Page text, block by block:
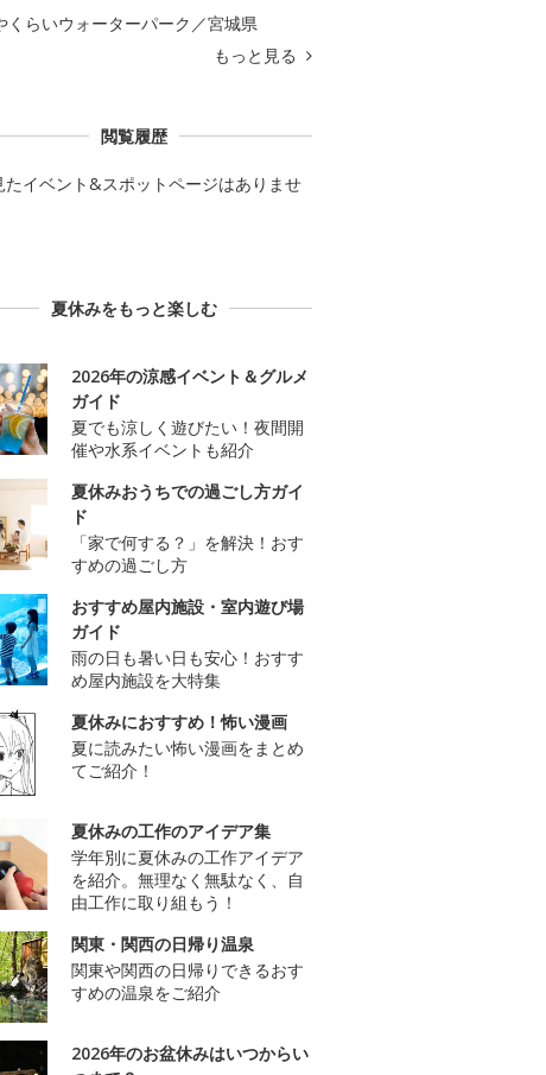
くらいウォーターパーク／宮城県
もっと見る
閲覧履歴
たイベント&スポットページはありませ
夏休みをもっと楽しむ
2026年の涼感イベント＆グルメ
ガイド
夏でも涼しく遊びたい！夜間開
催や水系イベントも紹介
夏休みおうちでの過ごし方ガイ
ド
「家で何する？」を解決！おす
すめの過ごし方
おすすめ屋内施設・室内遊び場
ガイド
雨の日も暑い日も安心！おすす
め屋内施設を大特集
夏休みにおすすめ！怖い漫画
夏に読みたい怖い漫画をまとめ
てご紹介！
夏休みの工作のアイデア集
学年別に夏休みの工作アイデア
を紹介。無理なく無駄なく、自
由工作に取り組もう！
関東・関西の日帰り温泉
関東や関西の日帰りできるおす
すめの温泉をご紹介
2026年のお盆休みはいつからい